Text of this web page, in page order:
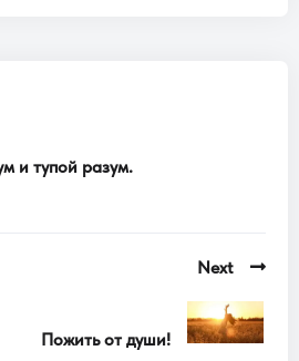
и тупой разум.
Next
Пожить от души!